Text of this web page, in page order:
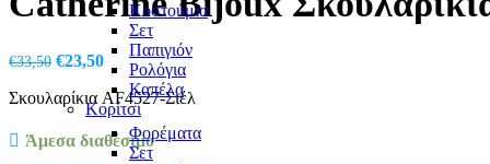
Κοστούμια
Σετ
Παπιγιόν
Ρολόγια
Καπέλα
Κορίτσι
Φορέματα
Σετ
€33,50 Original
was:
€33,50.
€23,50Η
τρέχουσα
τιμή
είναι:
€23,50.
Σκουλαρίκια AF4527-Σιέλ
Άμεσα διαθέσιμο